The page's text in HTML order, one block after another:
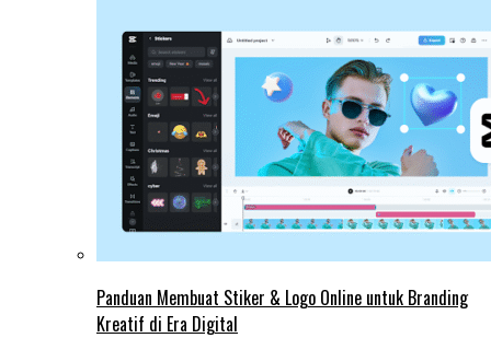
Panduan Membuat Stiker & Logo Online untuk Branding
Kreatif di Era Digital